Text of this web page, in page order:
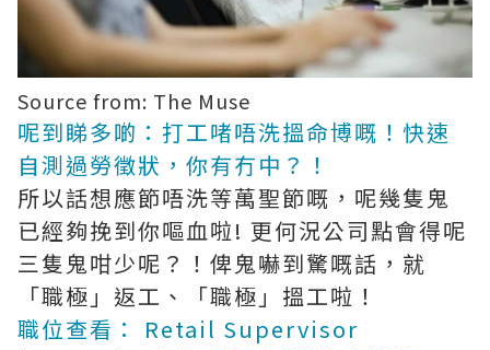
Source from: The Muse
呢到睇多啲：打工啫唔洗搵命博嘅！快速
自測過勞徵狀，你有冇中？！
所以話想應節唔洗等萬聖節嘅，呢幾隻鬼
已經夠挽到你嘔血啦! 更何況公司點會得呢
三隻鬼咁少呢？！俾鬼嚇到驚嘅話，就
「職極」返工、「職極」搵工啦！
職位查看： Retail Supervisor